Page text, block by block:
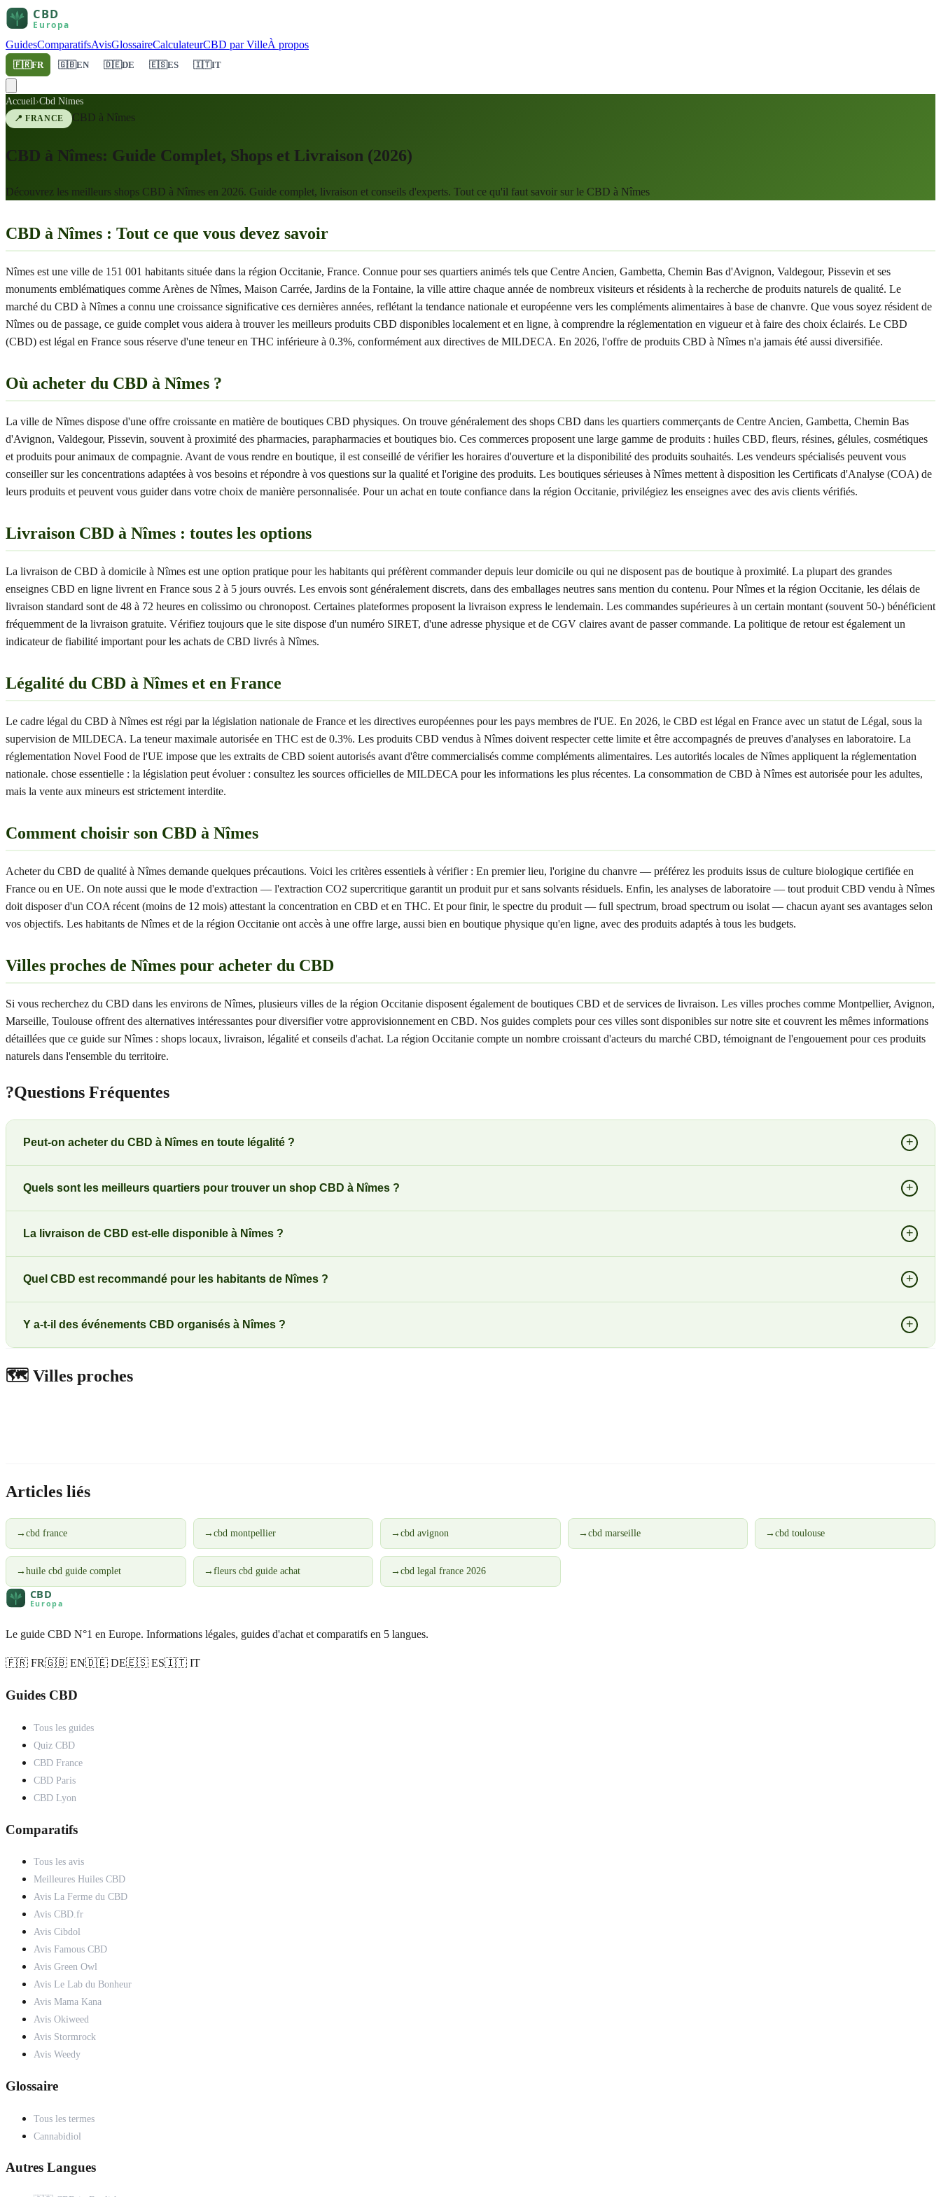
GuidesComparatifsAvisGlossaireCalculateurCBD par VilleÀ propos
🇫🇷FR 🇬🇧EN 🇩🇪DE 🇪🇸ES 🇮🇹IT
Accueil›Cbd Nimes
📍FRANCE CBD à Nîmes
CBD à Nîmes: Guide Complet, Shops et Livraison (2026)
Découvrez les meilleurs shops CBD à Nîmes en 2026. Guide complet, livraison et conseils d'experts. Tout ce qu'il faut savoir sur le CBD à Nîmes
CBD à Nîmes : Tout ce que vous devez savoir
Nîmes est une ville de 151 001 habitants située dans la région Occitanie, France. Connue pour ses quartiers animés tels que Centre Ancien, Gambetta, Chemin Bas d'Avignon, Valdegour, Pissevin et ses
monuments emblématiques comme Arènes de Nîmes, Maison Carrée, Jardins de la Fontaine, la ville attire chaque année de nombreux visiteurs et résidents à la recherche de produits naturels de qualité. Le
marché du CBD à Nîmes a connu une croissance significative ces dernières années, reflétant la tendance nationale et européenne vers les compléments alimentaires à base de chanvre. Que vous soyez résident de
Nîmes ou de passage, ce guide complet vous aidera à trouver les meilleurs produits CBD disponibles localement et en ligne, à comprendre la réglementation en vigueur et à faire des choix éclairés. Le CBD
(CBD) est légal en France sous réserve d'une teneur en THC inférieure à 0.3%, conformément aux directives de MILDECA. En 2026, l'offre de produits CBD à Nîmes n'a jamais été aussi diversifiée.
Où acheter du CBD à Nîmes ?
La ville de Nîmes dispose d'une offre croissante en matière de boutiques CBD physiques. On trouve généralement des shops CBD dans les quartiers commerçants de Centre Ancien, Gambetta, Chemin Bas
d'Avignon, Valdegour, Pissevin, souvent à proximité des pharmacies, parapharmacies et boutiques bio. Ces commerces proposent une large gamme de produits : huiles CBD, fleurs, résines, gélules, cosmétiques
et produits pour animaux de compagnie. Avant de vous rendre en boutique, il est conseillé de vérifier les horaires d'ouverture et la disponibilité des produits souhaités. Les vendeurs spécialisés peuvent vous
conseiller sur les concentrations adaptées à vos besoins et répondre à vos questions sur la qualité et l'origine des produits. Les boutiques sérieuses à Nîmes mettent à disposition les Certificats d'Analyse (COA) de
leurs produits et peuvent vous guider dans votre choix de manière personnalisée. Pour un achat en toute confiance dans la région Occitanie, privilégiez les enseignes avec des avis clients vérifiés.
Livraison CBD à Nîmes : toutes les options
La livraison de CBD à domicile à Nîmes est une option pratique pour les habitants qui préfèrent commander depuis leur domicile ou qui ne disposent pas de boutique à proximité. La plupart des grandes
enseignes CBD en ligne livrent en France sous 2 à 5 jours ouvrés. Les envois sont généralement discrets, dans des emballages neutres sans mention du contenu. Pour Nîmes et la région Occitanie, les délais de
livraison standard sont de 48 à 72 heures en colissimo ou chronopost. Certaines plateformes proposent la livraison express le lendemain. Les commandes supérieures à un certain montant (souvent 50-) bénéficient
fréquemment de la livraison gratuite. Vérifiez toujours que le site dispose d'un numéro SIRET, d'une adresse physique et de CGV claires avant de passer commande. La politique de retour est également un
indicateur de fiabilité important pour les achats de CBD livrés à Nîmes.
Légalité du CBD à Nîmes et en France
Le cadre légal du CBD à Nîmes est régi par la législation nationale de France et les directives européennes pour les pays membres de l'UE. En 2026, le CBD est légal en France avec un statut de Légal, sous la
supervision de MILDECA. La teneur maximale autorisée en THC est de 0.3%. Les produits CBD vendus à Nîmes doivent respecter cette limite et être accompagnés de preuves d'analyses en laboratoire. La
réglementation Novel Food de l'UE impose que les extraits de CBD soient autorisés avant d'être commercialisés comme compléments alimentaires. Les autorités locales de Nîmes appliquent la réglementation
nationale. chose essentielle : la législation peut évoluer : consultez les sources officielles de MILDECA pour les informations les plus récentes. La consommation de CBD à Nîmes est autorisée pour les adultes,
mais la vente aux mineurs est strictement interdite.
Comment choisir son CBD à Nîmes
Acheter du CBD de qualité à Nîmes demande quelques précautions. Voici les critères essentiels à vérifier : En premier lieu, l'origine du chanvre — préférez les produits issus de culture biologique certifiée en
France ou en UE. On note aussi que le mode d'extraction — l'extraction CO2 supercritique garantit un produit pur et sans solvants résiduels. Enfin, les analyses de laboratoire — tout produit CBD vendu à Nîmes
doit disposer d'un COA récent (moins de 12 mois) attestant la concentration en CBD et en THC. Et pour finir, le spectre du produit — full spectrum, broad spectrum ou isolat — chacun ayant ses avantages selon
vos objectifs. Les habitants de Nîmes et de la région Occitanie ont accès à une offre large, aussi bien en boutique physique qu'en ligne, avec des produits adaptés à tous les budgets.
Villes proches de Nîmes pour acheter du CBD
Si vous recherchez du CBD dans les environs de Nîmes, plusieurs villes de la région Occitanie disposent également de boutiques CBD et de services de livraison. Les villes proches comme Montpellier, Avignon,
Marseille, Toulouse offrent des alternatives intéressantes pour diversifier votre approvisionnement en CBD. Nos guides complets pour ces villes sont disponibles sur notre site et couvrent les mêmes informations
détaillées que ce guide sur Nîmes : shops locaux, livraison, légalité et conseils d'achat. La région Occitanie compte un nombre croissant d'acteurs du marché CBD, témoignant de l'engouement pour ces produits
naturels dans l'ensemble du territoire.
?Questions Fréquentes
Peut-on acheter du CBD à Nîmes en toute légalité ? +
Quels sont les meilleurs quartiers pour trouver un shop CBD à Nîmes ? +
La livraison de CBD est-elle disponible à Nîmes ? +
Quel CBD est recommandé pour les habitants de Nîmes ? +
Y a-t-il des événements CBD organisés à Nîmes ? +
🗺️ Villes proches
Articles liés
→ cbd france → cbd montpellier →cbd avignon → cbd marseille →cbd toulouse
→ huile cbd guide complet → fleurs cbd guide achat →cbd legal france 2026
Le guide CBD N°1 en Europe. Informations légales, guides d'achat et comparatifs en 5 langues.
🇫🇷 FR🇬🇧 EN🇩🇪 DE🇪🇸 ES🇮🇹 IT
Guides CBD
Tous les guides
Quiz CBD
CBD France
CBD Paris
CBD Lyon
Comparatifs
Tous les avis
Meilleures Huiles CBD
Avis La Ferme du CBD
Avis CBD.fr
Avis Cibdol
Avis Famous CBD
Avis Green Owl
Avis Le Lab du Bonheur
Avis Mama Kana
Avis Okiweed
Avis Stormrock
Avis Weedy
Glossaire
Tous les termes
Cannabidiol
Autres Langues